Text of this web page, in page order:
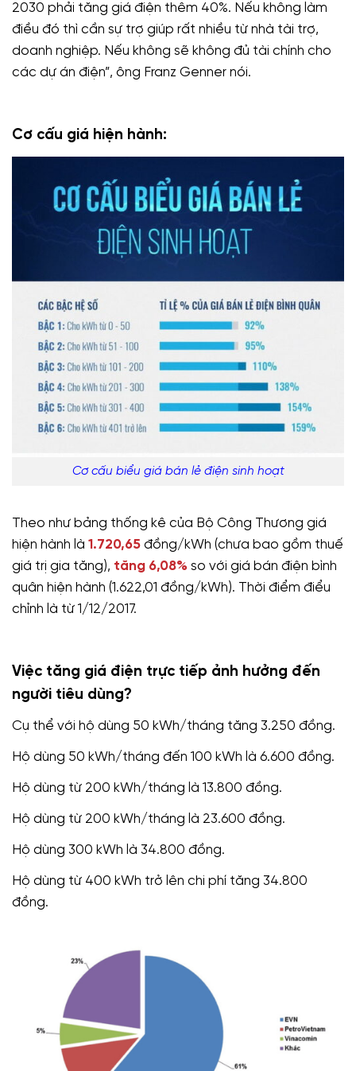
2030 phải tăng giá điện thêm 40%. Nếu không làm
điều đó thì cần sự trợ giúp rất nhiều từ nhà tài trợ,
doanh nghiệp. Nếu không sẽ không đủ tài chính cho
các dự án điện”, ông Franz Genner nói.
Cơ cấu giá hiện hành:
Cơ cấu biểu giá bán lẻ điện sinh hoạt
Theo như bảng thống kê của Bộ Công Thương giá
hiện hành là 1.720,65 đồng/kWh (chưa bao gồm thuế
giá trị gia tăng), tăng 6,08% so với giá bán điện bình
quân hiện hành (1.622,01 đồng/kWh). Thời điểm điểu
chỉnh là từ 1/12/2017.
Việc tăng giá điện trực tiếp ảnh hưởng đến
người tiêu dùng?
Cụ thể với hộ dùng 50 kWh/tháng tăng 3.250 đồng.
Hộ dùng 50 kWh/tháng đến 100 kWh là 6.600 đồng.
Hộ dùng từ 200 kWh/tháng là 13.800 đồng.
Hộ dùng từ 200 kWh/tháng là 23.600 đồng.
Hộ dùng 300 kWh là 34.800 đồng.
Hộ dùng từ 400 kWh trở lên chi phí tăng 34.800
đồng.